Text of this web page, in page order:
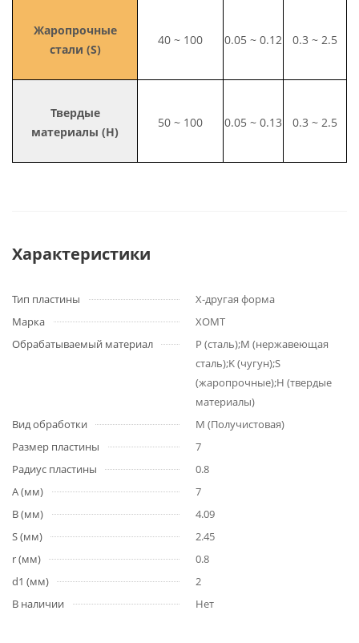
Жаропрочные
стали (S)
40 ~ 100 0.05 ~ 0.12 0.3 ~ 2.5
Твердые
материалы (H)
50 ~ 100 0.05 ~ 0.13 0.3 ~ 2.5
Характеристики
Тип пластины
X-другая форма
Марка
XOMT
Обрабатываемый материал
P (сталь);M (нержавеющая
сталь);K (чугун);S
(жаропрочные);H (твердые
материалы)
Вид обработки
M (Получистовая)
Размер пластины
7
Радиус пластины
0.8
A (мм)
7
B (мм)
4.09
S (мм)
2.45
r (мм)
0.8
d1 (мм)
2
В наличии
Нет